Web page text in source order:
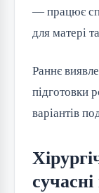
— працює
для матері
Раннє
підготовки
варіантів